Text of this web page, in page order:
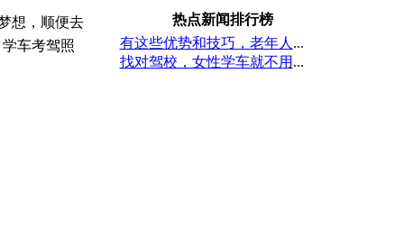
想，顺便去
车考驾照
热点新闻排行榜
有这些优势和技巧，老年人 ...
找对驾校，女性学车就不用 ...